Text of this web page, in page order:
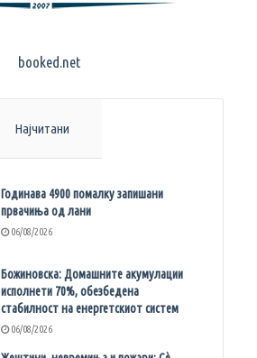
Најчитани
Годинава 4900 помалку запишани
првачиња од лани
06/08/2026
Божиновска: Домашните акумулации
исполнети 70%, обезбедена
стабилност на енергетскиот систем
06/08/2026